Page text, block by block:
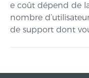
e coût dépend de
nombre
de support dont